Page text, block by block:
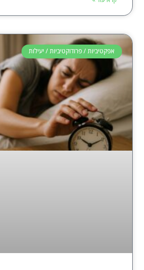
אפקטיביות / פרודוקטיביות / יעילות